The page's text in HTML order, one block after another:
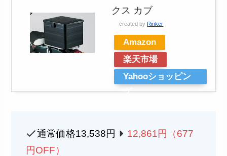
クス カブ
created by Rinker
Amazon
楽天市場
Yahooショッピン
グ
通常価格13,538円
12,861円（677
円OFF）